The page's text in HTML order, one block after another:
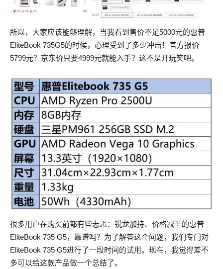
所以，大家应该能够理解，当我看到售价不足5000元的惠普
EliteBook 735G5的时候，心理受到了多少冲击！官方报价
5799元？京东价只要4999元就能入手？这不是开玩笑吧。
很多用户在购买前都有些忐忑：锐龙加持、价格减半的惠普
EliteBook 735 G5，靠谱吗？为了解答这个问题，我们专门对
EliteBook 735 G5进行了一段时间的试用。现在，我觉得差不
多可以给这款产品做一个总结了。